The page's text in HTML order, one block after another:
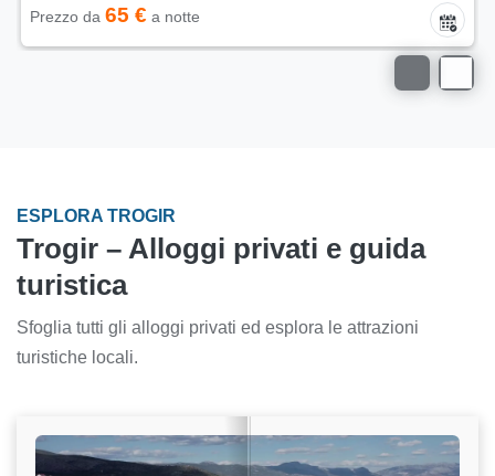
Prezzo da 65 € a notte
ESPLORA TROGIR
Trogir – Alloggi privati e guida
turistica
Sfoglia tutti gli alloggi privati ed esplora le attrazioni
turistiche locali.